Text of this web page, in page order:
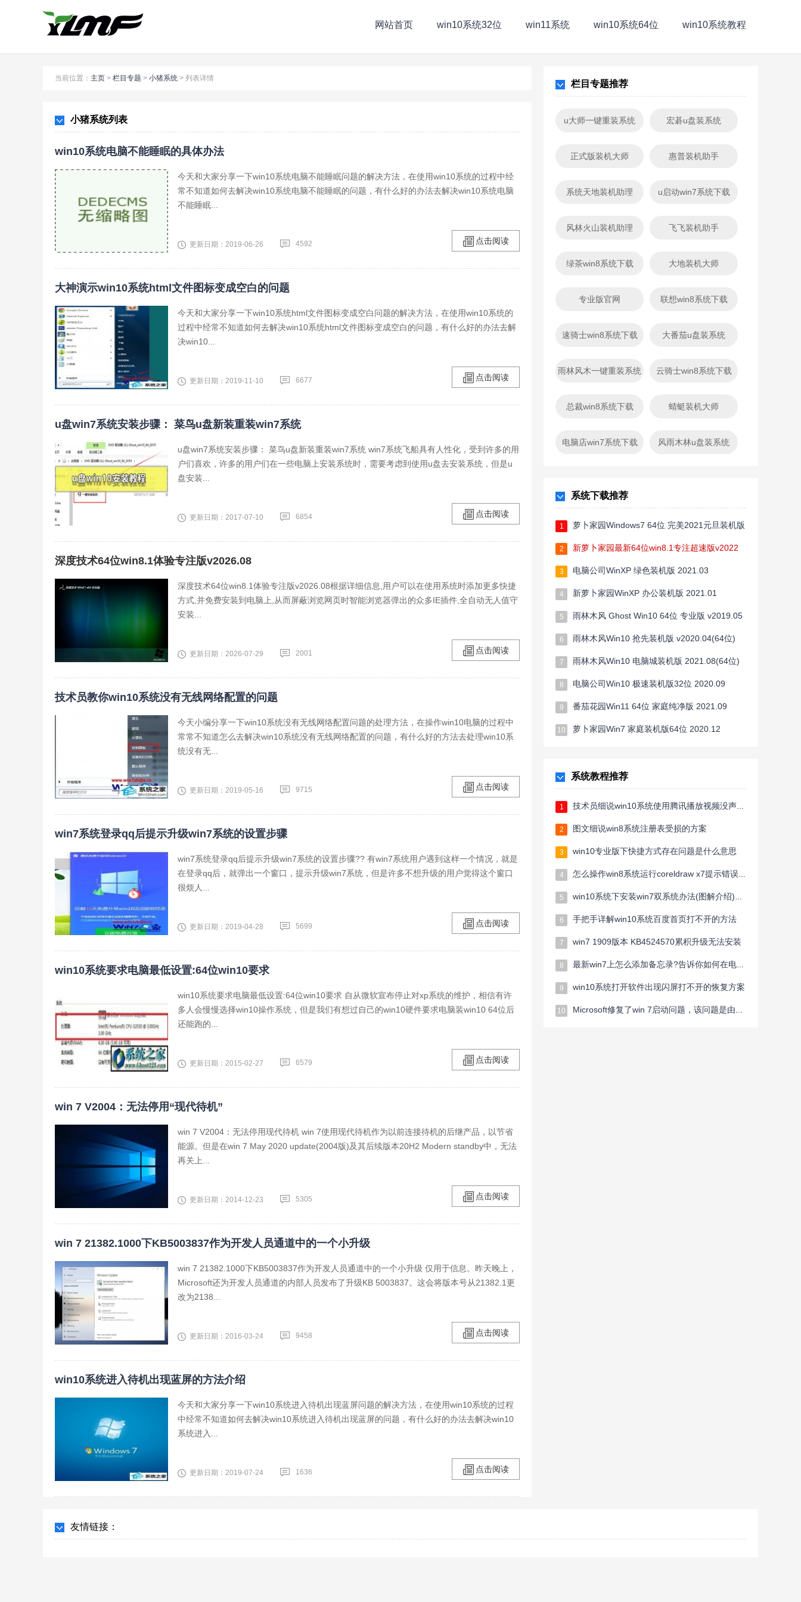
网站首页 win10系统32位 win11系统 win10系统64位 win10系统教程
当前位置： 主页 > 栏目专题 > 小猪系统 > 列表详情
小猪系统列表
win10系统电脑不能睡眠的具体办法
今天和大家分享一下win10系统电脑不能睡眠问题的解决方法，在使用win10系统的过程中经
常不知道如何去解决win10系统电脑不能睡眠的问题，有什么好的办法去解决win10系统电脑
不能睡眠...
更新日期：2019-06-26 4592 点击阅读
大神演示win10系统html文件图标变成空白的问题
今天和大家分享一下win10系统html文件图标变成空白问题的解决方法，在使用win10系统的
过程中经常不知道如何去解决win10系统html文件图标变成空白的问题，有什么好的办法去解
决win10...
更新日期：2019-11-10 6677 点击阅读
u盘win7系统安装步骤： 菜鸟u盘新装重装win7系统
u盘win7系统安装步骤： 菜鸟u盘新装重装win7系统 win7系统飞船具有人性化，受到许多的用
户们喜欢，许多的用户们在一些电脑上安装系统时，需要考虑到使用u盘去安装系统，但是u
盘安装...
更新日期：2017-07-10 6854 点击阅读
深度技术64位win8.1体验专注版v2026.08
深度技术64位win8.1体验专注版v2026.08根据详细信息,用户可以在使用系统时添加更多快捷
方式,并免费安装到电脑上,从而屏蔽浏览网页时智能浏览器弹出的众多IE插件,全自动无人值守
安装...
更新日期：2026-07-29 2001 点击阅读
技术员教你win10系统没有无线网络配置的问题
今天小编分享一下win10系统没有无线网络配置问题的处理方法，在操作win10电脑的过程中
常常不知道怎么去解决win10系统没有无线网络配置的问题，有什么好的方法去处理win10系
统没有无...
更新日期：2019-05-16 9715 点击阅读
win7系统登录qq后提示升级win7系统的设置步骤
win7系统登录qq后提示升级win7系统的设置步骤?? 有win7系统用户遇到这样一个情况，就是
在登录qq后，就弹出一个窗口，提示升级win7系统，但是许多不想升级的用户觉得这个窗口
很烦人...
更新日期：2019-04-28 5699 点击阅读
win10系统要求电脑最低设置:64位win10要求
win10系统要求电脑最低设置:64位win10要求 自从微软宣布停止对xp系统的维护，相信有许
多人会慢慢选择win10操作系统，但是我们有想过自己的win10硬件要求电脑装win10 64位后
还能跑的...
更新日期：2015-02-27 6579 点击阅读
win 7 V2004：无法停用“现代待机”
win 7 V2004：无法停用现代待机 win 7使用现代待机作为以前连接待机的后继产品，以节省
能源。但是在win 7 May 2020 update(2004版)及其后续版本20H2 Modern standby中，无法
再关上...
更新日期：2014-12-23 5305 点击阅读
win 7 21382.1000下KB5003837作为开发人员通道中的一个小升级
win 7 21382.1000下KB5003837作为开发人员通道中的一个小升级 仅用于信息。昨天晚上，
Microsoft还为开发人员通道的内部人员发布了升级KB 5003837。这会将版本号从21382.1更
改为2138...
更新日期：2016-03-24 9458 点击阅读
win10系统进入待机出现蓝屏的方法介绍
今天和大家分享一下win10系统进入待机出现蓝屏问题的解决方法，在使用win10系统的过程
中经常不知道如何去解决win10系统进入待机出现蓝屏的问题，有什么好的办法去解决win10
系统进入...
更新日期：2019-07-24 1636 点击阅读
栏目专题推荐
u大师一键重装系统 宏碁u盘装系统
正式版装机大师 惠普装机助手
系统天地装机助理 u启动win7系统下载
风林火山装机助理 飞飞装机助手
绿茶win8系统下载 大地装机大师
专业版官网 联想win8系统下载
速骑士win8系统下载 大番茄u盘装系统
雨林风木一键重装系统 云骑士win8系统下载
总裁win8系统下载 蜻蜓装机大师
电脑店win7系统下载 风雨木林u盘装系统
系统下载推荐
1 萝卜家园Windows7 64位 完美2021元旦装机版
2 新萝卜家园最新64位win8.1专注超速版v2022
3 电脑公司WinXP 绿色装机版 2021.03
4 新萝卜家园WinXP 办公装机版 2021.01
5 雨林木风 Ghost Win10 64位 专业版 v2019.05
6 雨林木风Win10 抢先装机版 v2020.04(64位)
7 雨林木风Win10 电脑城装机版 2021.08(64位)
8 电脑公司Win10 极速装机版32位 2020.09
9 番茄花园Win11 64位 家庭纯净版 2021.09
10 萝卜家园Win7 家庭装机版64位 2020.12
系统教程推荐
1 技术员细说win10系统使用腾讯播放视频没声音的方案
2 图文细说win8系统注册表受损的方案
3 win10专业版下快捷方式存在问题是什么意思
4 怎么操作win8系统运行coreldraw x7提示错误38的教程
5 win10系统下安装win7双系统办法(图解介绍)ghost win10/win7一起用
6 手把手详解win10系统百度首页打不开的方法
7 win7 1909版本 KB4524570累积升级无法安装
8 最新win7上怎么添加备忘录?告诉你如何在电脑桌面上添加备忘录
9 win10系统打开软件出现闪屏打不开的恢复方案
10 Microsoft修复了win 7启动问题，该问题是由Check disk命令引起的
友情链接：